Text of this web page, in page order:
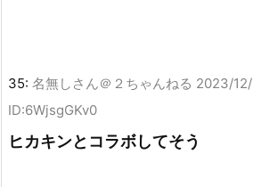
35: 名無しさん＠２ちゃんねる 2023/
ID:6WjsgGKv0
ヒカキンとコラボしてそう